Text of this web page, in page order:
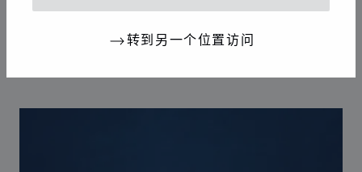
转到另一个位置访问
表，独树一帜的设计使其成为连接腕表和珠宝的典范之
作。